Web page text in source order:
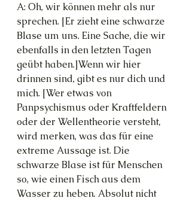
A: Oh, wir können mehr als nur
sprechen. [Er zieht eine schwarze
Blase um uns. Eine Sache, die wir
ebenfalls in den letzten Tagen
geübt haben.]Wenn wir hier
drinnen sind, gibt es nur dich und
mich. [Wer etwas von
Panpsychismus oder Kraftfeldern
oder der Wellentheorie versteht,
wird merken, was das für eine
extreme Aussage ist. Die
schwarze Blase ist für Menschen
so, wie einen Fisch aus dem
Wasser zu heben. Absolut nicht